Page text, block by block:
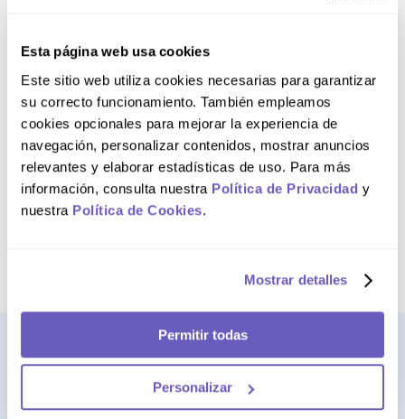
Esta página web usa cookies
Este sitio web utiliza cookies necesarias para garantizar
su correcto funcionamiento. También empleamos
cookies opcionales para mejorar la experiencia de
navegación, personalizar contenidos, mostrar anuncios
relevantes y elaborar estadísticas de uso. Para más
información, consulta nuestra Política de Privacidad y
nuestra Política de Cookies.
Mostrar detalles
Permitir todas
Personalizar
Frasco 20 mL
Ferrosil 50 mg/mL
Solución Oral
S/ 34.80